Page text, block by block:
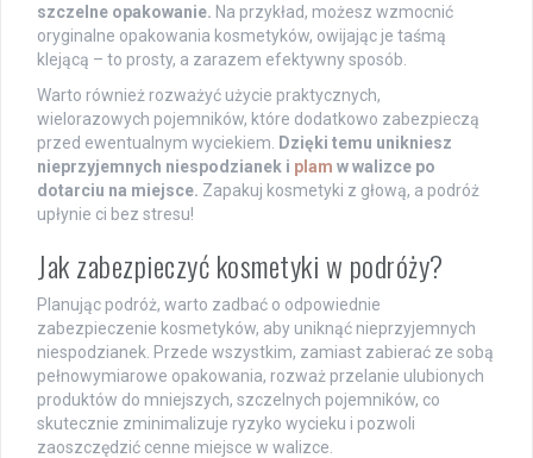
szczelne opakowanie. Na przykład, możesz wzmocnić
oryginalne opakowania kosmetyków, owijając je taśmą
klejącą – to prosty, a zarazem efektywny sposób.
Warto również rozważyć użycie praktycznych,
wielorazowych pojemników, które dodatkowo zabezpieczą
przed ewentualnym wyciekiem.
Dzięki temu unikniesz
nieprzyjemnych niespodzianek i plam w walizce po
dotarciu na miejsce. Zapakuj kosmetyki z głową, a podróż
upłynie ci bez stresu!
Jak zabezpieczyć kosmetyki w podróży?
Planując podróż, warto zadbać o odpowiednie
zabezpieczenie kosmetyków, aby uniknąć nieprzyjemnych
niespodzianek. Przede wszystkim, zamiast zabierać ze sobą
pełnowymiarowe opakowania, rozważ przelanie ulubionych
produktów do mniejszych, szczelnych pojemników, co
skutecznie zminimalizuje ryzyko wycieku i pozwoli
zaoszczędzić cenne miejsce w walizce.